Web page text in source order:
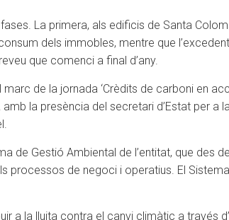
La primera, als edificis de Santa
dels immobles, mentre que
que comenci a final d’any.
de la jornada ‘Crèdits de carboni en
la presència del secretari d’Estat per a
de Gestió Ambiental de l’entitat, que des
processos de negoci i operatius. El
a la lluita contra el canvi climàtic a través